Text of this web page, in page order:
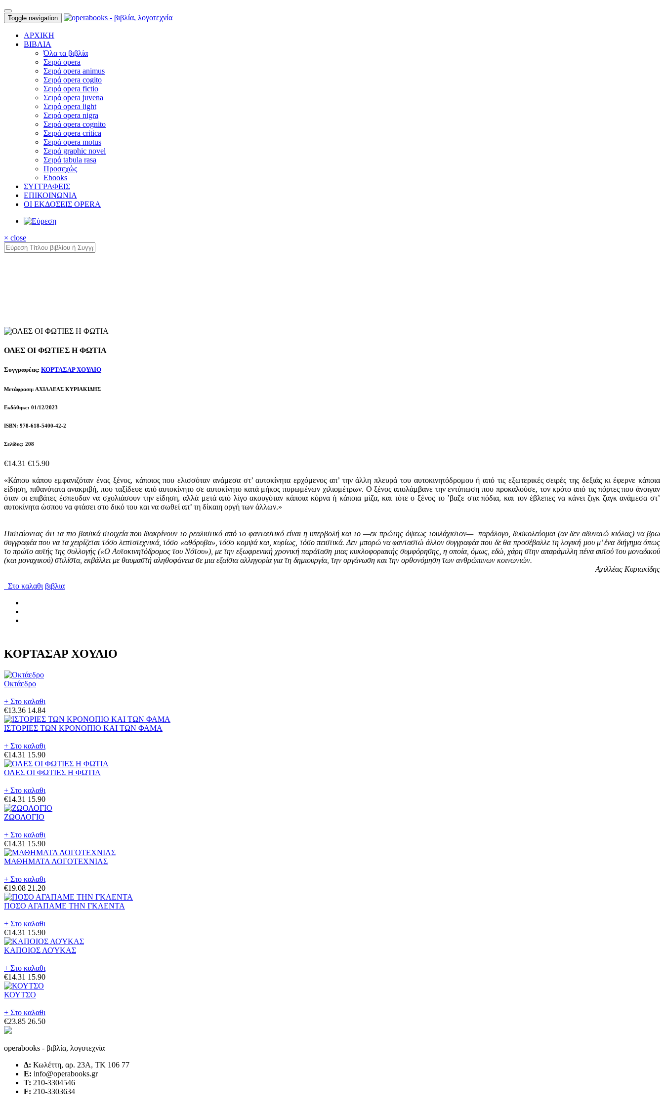
Toggle navigation
ΑΡΧΙΚΗ
ΒΙΒΛΙΑ
Όλα τα βιβλία
Σειρά opera
Σειρά opera animus
Σειρά opera cogito
Σειρά opera fictio
Σειρά opera juvena
Σειρά opera light
Σειρά opera nigra
Σειρά opera cognito
Σειρά opera critica
Σειρά opera motus
Σειρά graphic novel
Σειρά tabula rasa
Προσεχώς
Ebooks
ΣΥΓΓΡΑΦΕΙΣ
ΕΠΙΚΟΙΝΩΝΙΑ
ΟΙ ΕΚΔΟΣΕΙΣ OPERA
× close
ΟΛΕΣ ΟΙ ΦΩΤΙΕΣ Η ΦΩΤΙΑ
Συγγραφέας: ΚΟΡΤΑΣΑΡ ΧΟΥΛΙΟ
Μετάφραση: ΑΧΙΛΛΕΑΣ ΚΥΡΙΑΚΙΔΗΣ
Εκδόθηκε: 01/12/2023
ISBN: 978-618-5400-42-2
Σελίδες: 208
€14.31 €15.90
«Κάπου κάπου εμφανιζόταν ένας ξένος, κάποιος που ελισσόταν ανάμεσα στ’ αυτοκίνητα ερχόμενος απ’ την άλλη πλευρά του αυτοκινητόδρομου ή από τις εξωτερικές σειρές της δεξιάς κι έφερνε κάποια
είδηση, πιθανότατα ανακριβή, που ταξίδευε από αυτοκίνητο σε αυτοκίνητο κατά μήκος πυρωμένων χιλιομέτρων. Ο ξένος απολάμβανε την εντύπωση που προκαλούσε, τον κρότο από τις πόρτες που άνοιγαν
όταν οι επιβάτες έσπευδαν να σχολιάσουν την είδηση, αλλά μετά από λίγο ακουγόταν κάποια κόρνα ή κάποια μίζα, και τότε ο ξένος το ’βαζε στα πόδια, και τον έβλεπες να κάνει ζιγκ ζαγκ ανάμεσα στ’
αυτοκίνητα ώσπου να φτάσει στο δικό του και να σωθεί απ’ τη δίκαιη οργή των άλλων.»
Πιστεύοντας ότι τα πιο βασικά στοιχεία που διακρίνουν το ρεαλιστικό από το φανταστικό είναι η υπερβολή και το —εκ πρώτης όψεως τουλάχιστον— παράλογο, δυσκολεύομαι (αν δεν αδυνατώ κιόλας) να βρω
συγγραφέα που να τα χειρίζεται τόσο λεπτοτεχνικά, τόσο «αθόρυβα», τόσο κομψά και, κυρίως, τόσο πειστικά. Δεν μπορώ να φανταστώ άλλον συγγραφέα που δε θα προσέβαλλε τη λογική μου μ’ ένα διήγημα όπως
το πρώτο αυτής της συλλογής («Ο Αυτοκινητόδρομος του Νότου»), με την εξωφρενική χρονική παράταση μιας κυκλοφοριακής συμφόρησης, η οποία, όμως, εδώ, χάρη στην απαράμιλλη πένα αυτού του μοναδικού
(και μοναχικού) στιλίστα, εκβάλλει με θαυμαστή αληθοφάνεια σε μια εξαίσια αλληγορία για τη δημιουργία, την οργάνωση και την ορθονόμηση των ανθρώπινων κοινωνιών.
Αχιλλέας Κυριακίδης
Στο καλαθι βιβλια
ΚΟΡΤΑΣΑΡ ΧΟΥΛΙΟ
Οκτάεδρο
+ Στο καλαθι
€13.36 14.84
ΙΣΤΟΡΙΕΣ ΤΩΝ ΚΡΟΝΟΠΙΟ ΚΑΙ ΤΩΝ ΦΑΜΑ
+ Στο καλαθι
€14.31 15.90
ΟΛΕΣ ΟΙ ΦΩΤΙΕΣ Η ΦΩΤΙΑ
+ Στο καλαθι
€14.31 15.90
ΖΩΟΛΟΓΙΟ
+ Στο καλαθι
€14.31 15.90
ΜΑΘΗΜΑΤΑ ΛΟΓΟΤΕΧΝΙΑΣ
+ Στο καλαθι
€19.08 21.20
ΠΟΣΟ ΑΓΑΠΑΜΕ ΤΗΝ ΓΚΛΕΝΤΑ
+ Στο καλαθι
€14.31 15.90
ΚΑΠΟΙΟΣ ΛΟΎΚΑΣ
+ Στο καλαθι
€14.31 15.90
ΚΟΥΤΣΟ
+ Στο καλαθι
€23.85 26.50
operabooks - βιβλία, λογοτεχνία
Δ: Κωλέττη, αρ. 23Α, ΤΚ 106 77
E: info@operabooks.gr
Τ: 210-3304546
F: 210-3303634